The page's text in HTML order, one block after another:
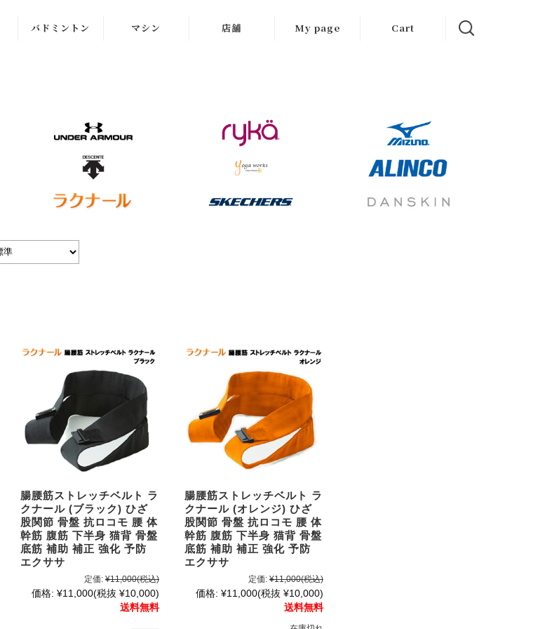
バドミントン
ストリング
シャトルコック
マシン 店舗
岐阜店
My page Cart
腸腰筋ストレッチベルト ラ
クナール (ブラック) ひざ
股関節 骨盤 抗ロコモ 腰 体
幹筋 腹筋 下半身 猫背 骨盤
底筋 補助 補正 強化 予防
エクササ
定価: ¥11,000(税込)
価格: ¥11,000(税抜 ¥10,000)
送料無料
腸腰筋ストレッチベルト ラ
クナール (オレンジ) ひざ
股関節 骨盤 抗ロコモ 腰 体
幹筋 腹筋 下半身 猫背 骨盤
底筋 補助 補正 強化 予防
エクササ
定価: ¥11,000(税込)
価格: ¥11,000(税抜 ¥10,000)
送料無料